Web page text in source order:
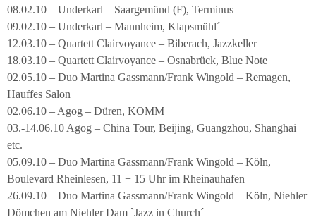
08.02.10 – Underkarl – Saargemünd (F), Terminus
09.02.10 – Underkarl – Mannheim, Klapsmühl´
12.03.10 – Quartett Clairvoyance – Biberach, Jazzkeller
18.03.10 – Quartett Clairvoyance – Osnabrück, Blue Note
02.05.10 – Duo Martina Gassmann/Frank Wingold – Remagen,
Hauffes Salon
02.06.10 – Agog – Düren, KOMM
03.-14.06.10 Agog – China Tour, Beijing, Guangzhou, Shanghai
etc.
05.09.10 – Duo Martina Gassmann/Frank Wingold – Köln,
Boulevard Rheinlesen, 11 + 15 Uhr im Rheinauhafen
26.09.10 – Duo Martina Gassmann/Frank Wingold – Köln, Niehler
Dömchen am Niehler Dam `Jazz in Church´